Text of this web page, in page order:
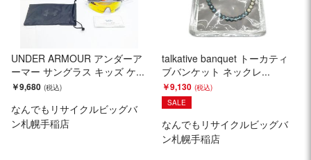
UNDER ARMOUR アンダーア
ーマー サングラス キッズ ケ...
￥9,680
なんでもリサイクルビッグバ
ン札幌手稲店
talkative banquet トーカティ
ブバンケット ネックレ...
￥9,130
SALE
なんでもリサイクルビッグバ
ン札幌手稲店